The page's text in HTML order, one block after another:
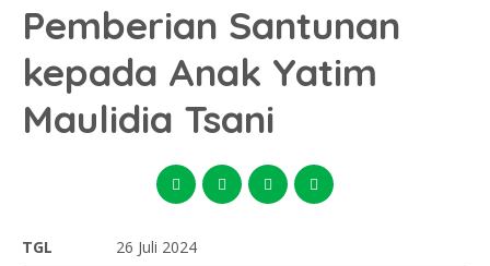
Pemberian Santunan
kepada Anak Yatim
Maulidia Tsani
TGL 26 Juli 2024